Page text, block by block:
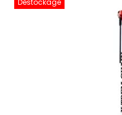
Déstockage